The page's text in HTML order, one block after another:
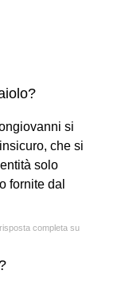
si
che si
solo
fornite dal
completa su